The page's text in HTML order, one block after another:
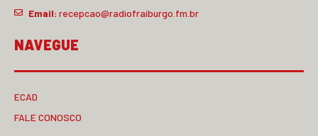
Email: recepcao@radiofraiburgo.fm.br
NAVEGUE
ECAD
FALE CONOSCO